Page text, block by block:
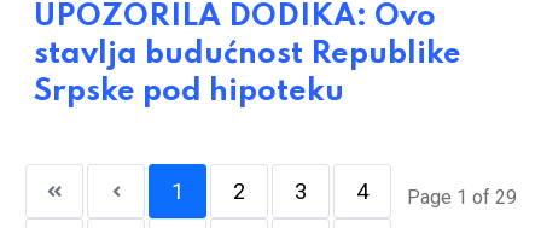
UPOZORILA DODIKA: Ovo
stavlja budućnost Republike
Srpske pod hipoteku
Page 1 of 29
1 2 3 4